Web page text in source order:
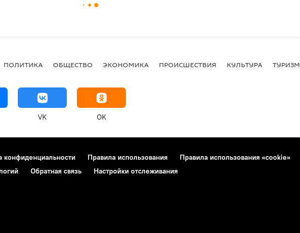
ПОЛИТИКА ОБЩЕСТВО ЭКОНОМИКА ПРОИСШЕСТВИЯ КУЛЬТУРА ТУРИЗМ
VK OK
конфиденциальности Правила использования
Правила использования «cookie»
Обратная связь Настройки отслеживания